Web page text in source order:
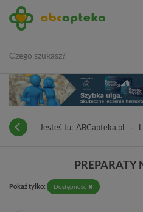
Jesteś tu: ABCapteka.pl
PREPARATY
Pokaż tylko: Dostępność